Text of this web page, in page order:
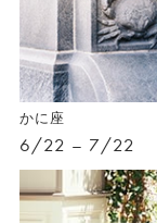
かに座
6/22 – 7/22